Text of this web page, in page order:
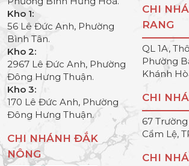
Kho 1:
56 Lê Đức Anh, Phường
Bình Tân.
Kho 2:
2967 Lê Đức Anh, Phường
Đông Hưng Thuận.
Kho 3:
170 Lê Đức Anh, Phường
Đông Hưng Thuận.
CHI NHÁNH ĐẮK
NÔNG
CHI
RANG
QL 1A,
Phường
Khánh
CHI
67
Cẩm Lệ,
CHI